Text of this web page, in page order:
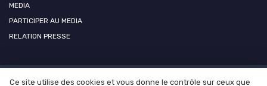
MEDIA
PARTICIPER AU MEDIA
RELATION PRESSE
Ce site utilise des cookies et vous donne le contrôle sur ceux que